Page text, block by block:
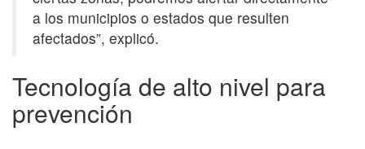
a los municipios o estados que resulten
afectados”, explicó.
Tecnología de alto nivel para
prevención